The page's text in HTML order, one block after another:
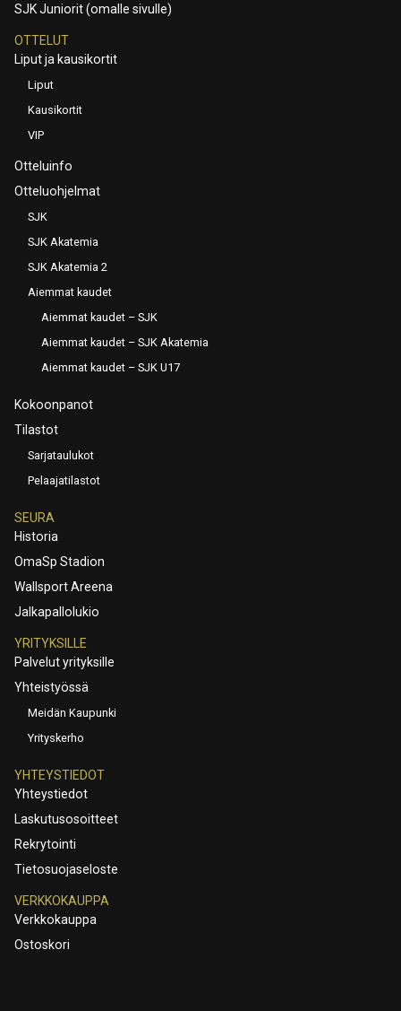
SJK Juniorit (omalle sivulle)
OTTELUT
Liput ja kausikortit
Liput
Kausikortit
VIP
Otteluinfo
Otteluohjelmat
SJK
SJK Akatemia
SJK Akatemia 2
Aiemmat kaudet
Aiemmat kaudet – SJK
Aiemmat kaudet – SJK Akatemia
Aiemmat kaudet – SJK U17
Kokoonpanot
Tilastot
Sarjataulukot
Pelaajatilastot
SEURA
Historia
OmaSp Stadion
Wallsport Areena
Jalkapallolukio
YRITYKSILLE
Palvelut yrityksille
Yhteistyössä
Meidän Kaupunki
Yrityskerho
YHTEYSTIEDOT
Yhteystiedot
Laskutusosoitteet
Rekrytointi
Tietosuojaseloste
VERKKOKAUPPA
Verkkokauppa
Ostoskori